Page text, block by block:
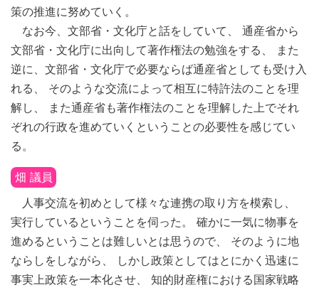
策の推進に努めていく。
なお今、文部省・文化庁と話をしていて、 通産省から
文部省・文化庁に出向して著作権法の勉強をする、 また
逆に、文部省・文化庁で必要ならば通産省としても受け入
れる、 そのような交流によって相互に特許法のことを理
解し、 また通産省も著作権法のことを理解した上でそれ
ぞれの行政を進めていくということの必要性を感じてい
る。
畑 議員
人事交流を初めとして様々な連携の取り方を模索し、
実行しているということを伺った。 確かに一気に物事を
進めるということは難しいとは思うので、 そのように地
ならしをしながら、 しかし政策としてはとにかく迅速に
事実上政策を一本化させ、 知的財産権における国家戦略